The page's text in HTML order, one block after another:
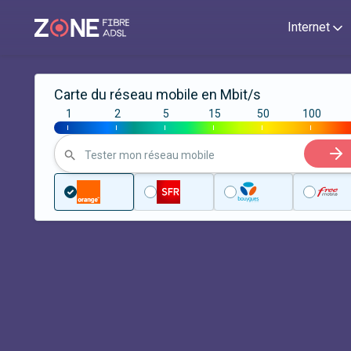
Internet
Carte du réseau mobile en Mbit/s
|
1
|
2
|
5
|
15
|
50
|
100
Tester mon réseau mobile